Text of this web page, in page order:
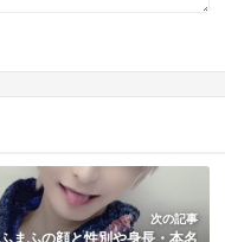
次の記事
まふの顔と性別や身長・本名